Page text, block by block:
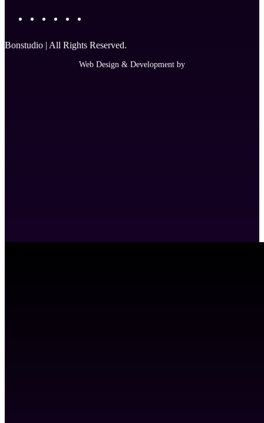
Bonstudio | All Rights Reserved.
Web Design & Development by